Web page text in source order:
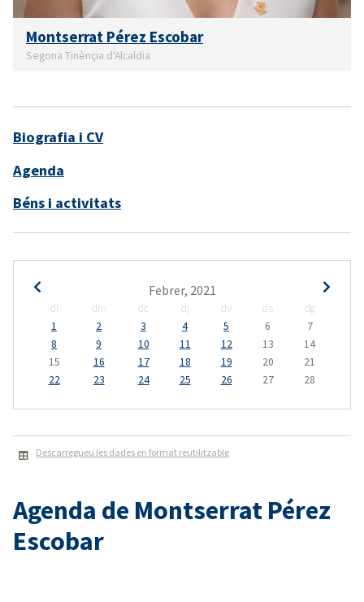
Montserrat Pérez Escobar
Segona Tinènçia d'Alcaldia
Biografia i CV
Agenda
Béns i activitats
Febrer, 2021
dl dm dc dj dv ds
dg
1
2 3 4 5 6
7
8
9 10 11 12 13
14
15
16 17 18 19 20
21
22
23 24 25 26 27 28
Descarregueu les dades en format reutilitzable
Agenda de Montserrat Pérez
Escobar